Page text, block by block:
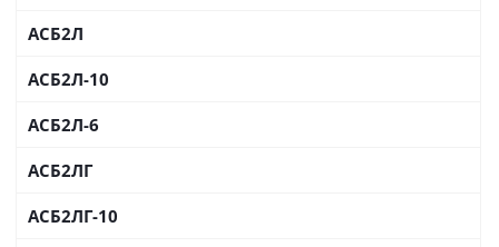
АСБ2Л
АСБ2Л-10
АСБ2Л-6
АСБ2ЛГ
АСБ2ЛГ-10